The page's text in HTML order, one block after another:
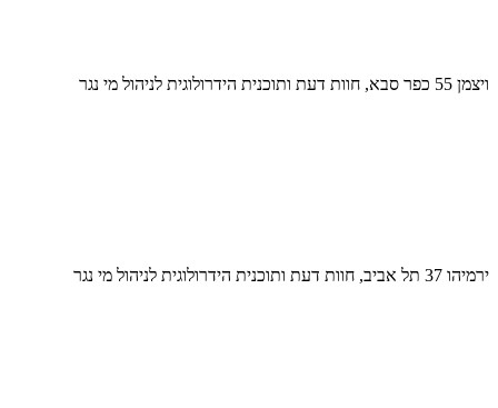
ויצמן 55 כפר סבא, חוות דעת ותוכנית הידרולוגית לניהול מי נגר
ירמיהו 37 תל אביב, חוות דעת ותוכנית הידרולוגית לניהול מי נגר